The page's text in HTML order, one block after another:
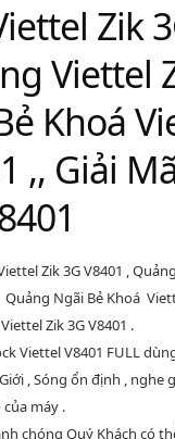
Zik
Viettel
Khoá
,, Giải
Zik 3G V8401 ,Quảng
Quảng Ngãi Bẻ Khoá
Zik 3G V8401 .
Viettel V8401 FULL
, Sóng ổn định , nghe
máy .
chóng Quý Khách có